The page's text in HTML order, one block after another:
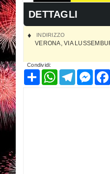
DETTAGLI
INDIRIZZO
VERONA VIA
Condividi:
CondividiWhatsAppTelegram